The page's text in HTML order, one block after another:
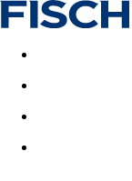
Akční nabídky